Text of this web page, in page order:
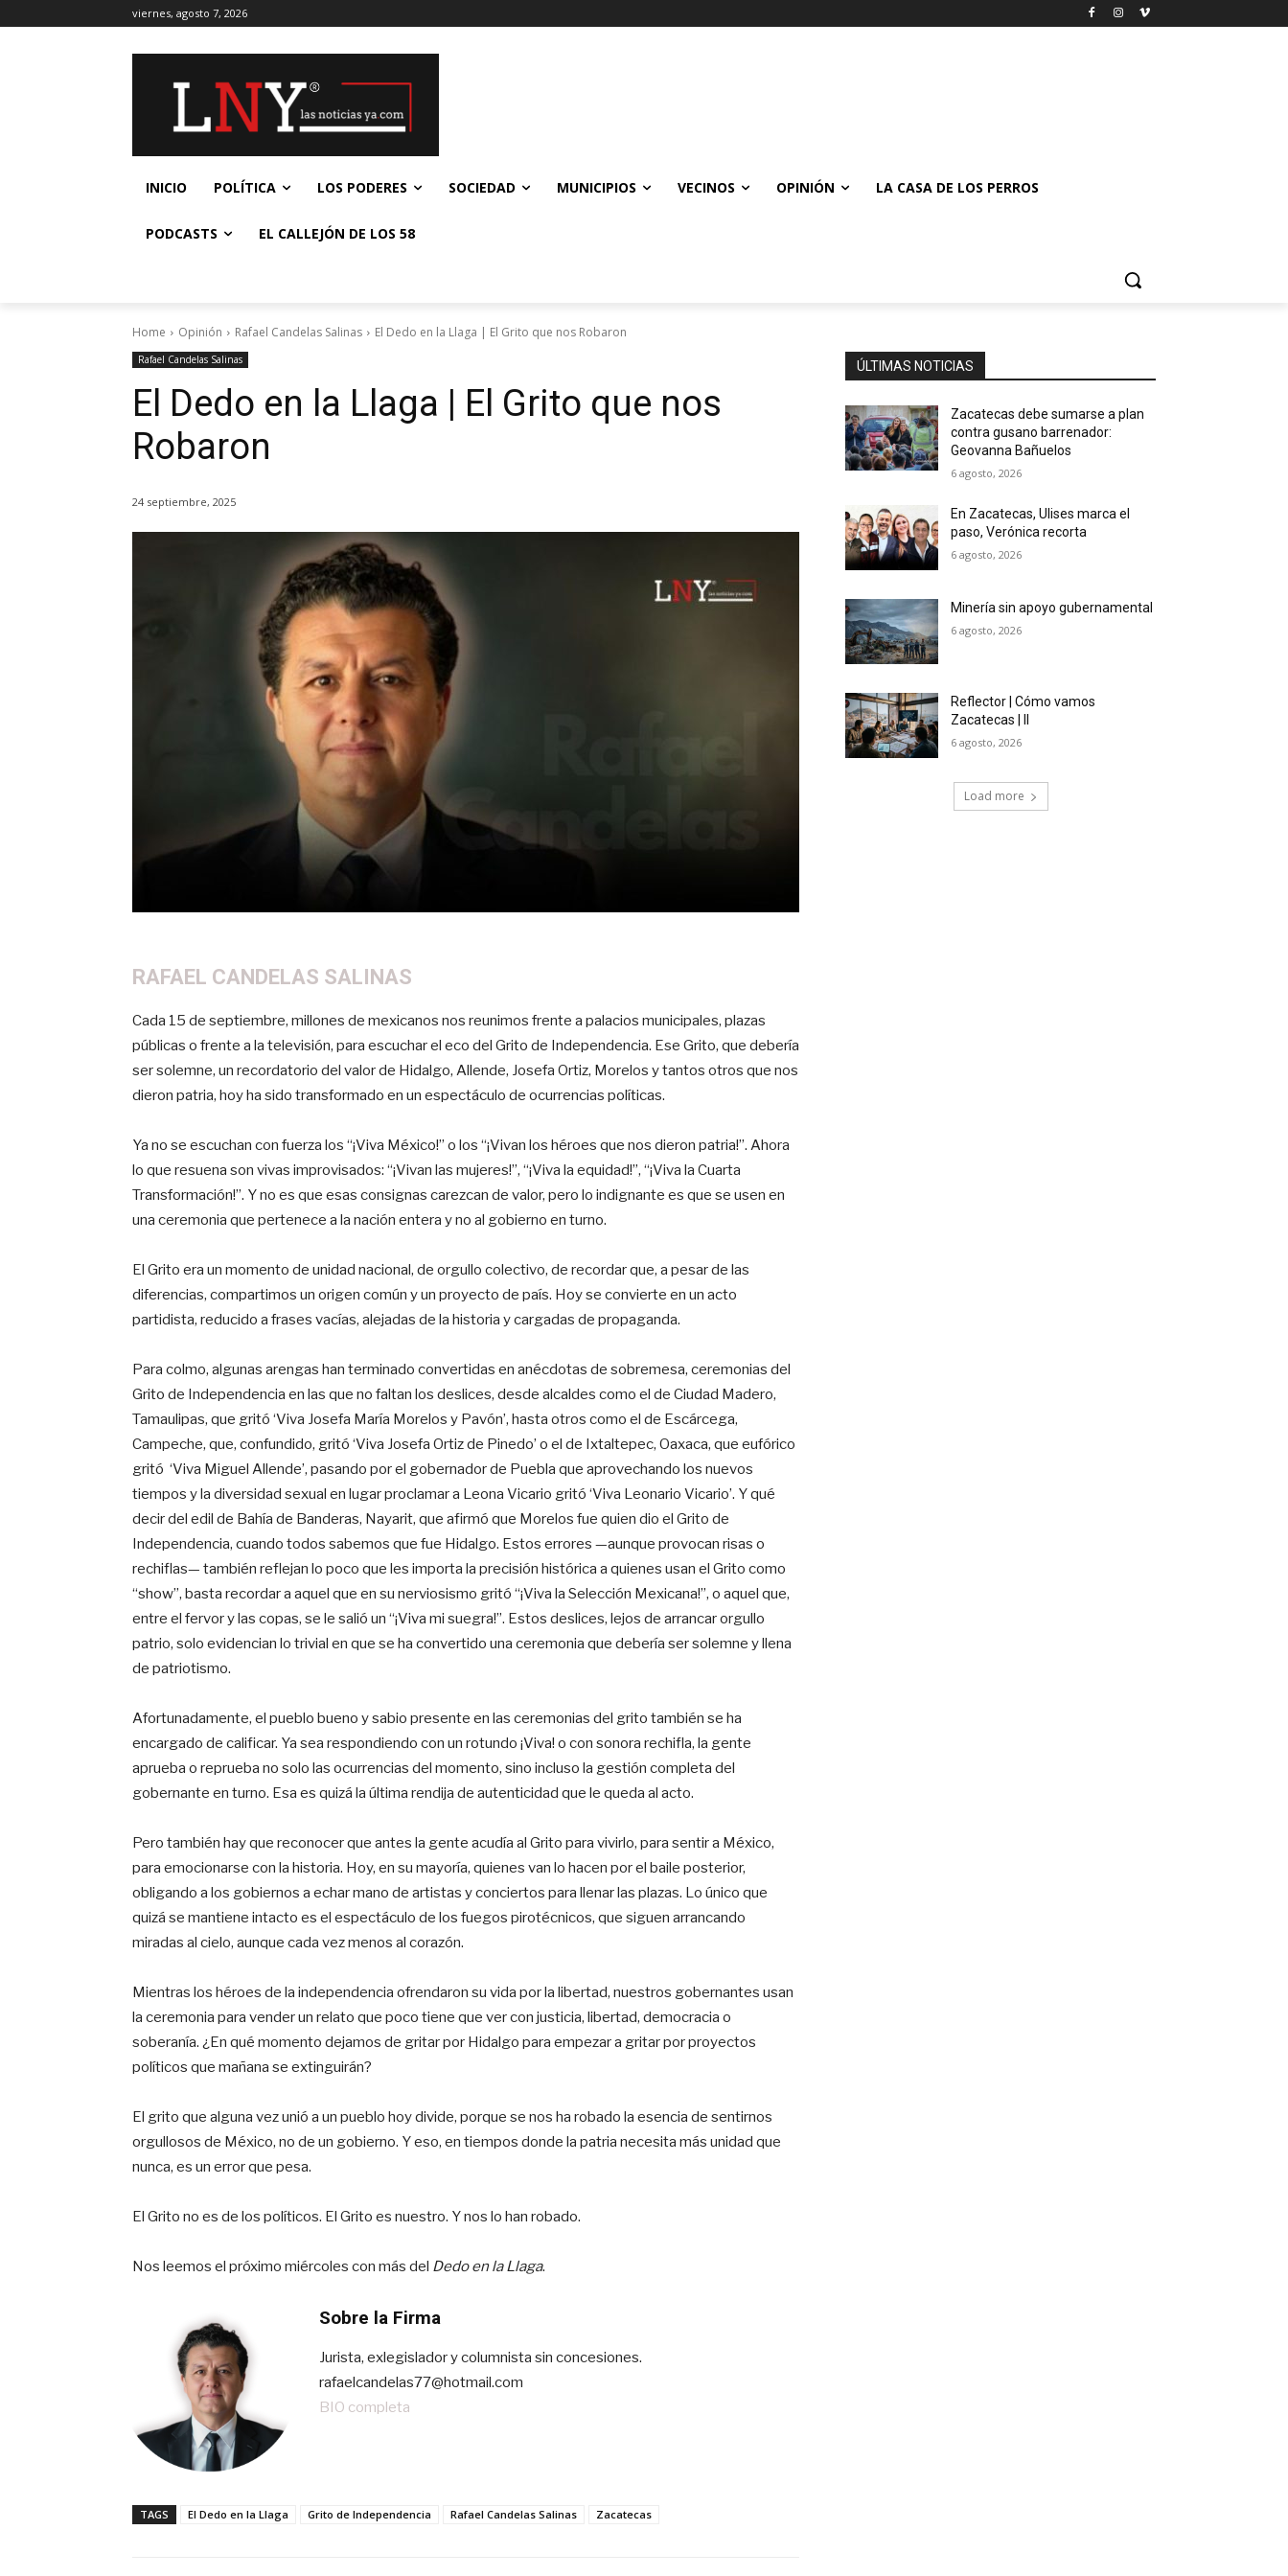
viernes, agosto 7, 2026
INICIO POLÍTICA LOS PODERES SOCIEDAD MUNICIPIOS VECINOS OPINIÓN LA CASA DE LOS PERROS
PODCASTS EL CALLEJÓN DE LOS 58
Home Opinión Rafael Candelas Salinas El Dedo en la Llaga | El Grito que nos Robaron
Rafael Candelas Salinas
El Dedo en la Llaga | El Grito que nos
Robaron
24 septiembre, 2025
RAFAEL CANDELAS SALINAS
Cada 15 de septiembre, millones de mexicanos nos reunimos frente a palacios municipales, plazas
públicas o frente a la televisión, para escuchar el eco del Grito de Independencia. Ese Grito, que debería
ser solemne, un recordatorio del valor de Hidalgo, Allende, Josefa Ortiz, Morelos y tantos otros que nos
dieron patria, hoy ha sido transformado en un espectáculo de ocurrencias políticas.
Ya no se escuchan con fuerza los “¡Viva México!” o los “¡Vivan los héroes que nos dieron patria!”. Ahora
lo que resuena son vivas improvisados: “¡Vivan las mujeres!”, “¡Viva la equidad!”, “¡Viva la Cuarta
Transformación!”. Y no es que esas consignas carezcan de valor, pero lo indignante es que se usen en
una ceremonia que pertenece a la nación entera y no al gobierno en turno.
El Grito era un momento de unidad nacional, de orgullo colectivo, de recordar que, a pesar de las
diferencias, compartimos un origen común y un proyecto de país. Hoy se convierte en un acto
partidista, reducido a frases vacías, alejadas de la historia y cargadas de propaganda.
Para colmo, algunas arengas han terminado convertidas en anécdotas de sobremesa, ceremonias del
Grito de Independencia en las que no faltan los deslices, desde alcaldes como el de Ciudad Madero,
Tamaulipas, que gritó ‘Viva Josefa María Morelos y Pavón’, hasta otros como el de Escárcega,
Campeche, que, confundido, gritó ‘Viva Josefa Ortiz de Pinedo’ o el de Ixtaltepec, Oaxaca, que eufórico
gritó ‘Viva Miguel Allende’, pasando por el gobernador de Puebla que aprovechando los nuevos
tiempos y la diversidad sexual en lugar proclamar a Leona Vicario gritó ‘Viva Leonario Vicario’. Y qué
decir del edil de Bahía de Banderas, Nayarit, que afirmó que Morelos fue quien dio el Grito de
Independencia, cuando todos sabemos que fue Hidalgo. Estos errores —aunque provocan risas o
rechiflas— también reflejan lo poco que les importa la precisión histórica a quienes usan el Grito como
“show”, basta recordar a aquel que en su nerviosismo gritó “¡Viva la Selección Mexicana!”, o aquel que,
entre el fervor y las copas, se le salió un “¡Viva mi suegra!”. Estos deslices, lejos de arrancar orgullo
patrio, solo evidencian lo trivial en que se ha convertido una ceremonia que debería ser solemne y llena
de patriotismo.
Afortunadamente, el pueblo bueno y sabio presente en las ceremonias del grito también se ha
encargado de calificar. Ya sea respondiendo con un rotundo ¡Viva! o con sonora rechifla, la gente
aprueba o reprueba no solo las ocurrencias del momento, sino incluso la gestión completa del
gobernante en turno. Esa es quizá la última rendija de autenticidad que le queda al acto.
Pero también hay que reconocer que antes la gente acudía al Grito para vivirlo, para sentir a México,
para emocionarse con la historia. Hoy, en su mayoría, quienes van lo hacen por el baile posterior,
obligando a los gobiernos a echar mano de artistas y conciertos para llenar las plazas. Lo único que
quizá se mantiene intacto es el espectáculo de los fuegos pirotécnicos, que siguen arrancando
miradas al cielo, aunque cada vez menos al corazón.
Mientras los héroes de la independencia ofrendaron su vida por la libertad, nuestros gobernantes usan
la ceremonia para vender un relato que poco tiene que ver con justicia, libertad, democracia o
soberanía. ¿En qué momento dejamos de gritar por Hidalgo para empezar a gritar por proyectos
políticos que mañana se extinguirán?
El grito que alguna vez unió a un pueblo hoy divide, porque se nos ha robado la esencia de sentirnos
orgullosos de México, no de un gobierno. Y eso, en tiempos donde la patria necesita más unidad que
nunca, es un error que pesa.
El Grito no es de los políticos. El Grito es nuestro. Y nos lo han robado.
Nos leemos el próximo miércoles con más del Dedo en la Llaga.
Sobre la Firma
Jurista, exlegislador y columnista sin concesiones.
rafaelcandelas77@hotmail.com
BIO completa
TAGS El Dedo en la Llaga Grito de Independencia Rafael Candelas Salinas Zacatecas
ÚLTIMAS NOTICIAS
Zacatecas debe sumarse a plan
contra gusano barrenador:
Geovanna Bañuelos
6 agosto, 2026
En Zacatecas, Ulises marca el
paso, Verónica recorta
6 agosto, 2026
Minería sin apoyo gubernamental
6 agosto, 2026
Reflector | Cómo vamos
Zacatecas | II
6 agosto, 2026
Load more